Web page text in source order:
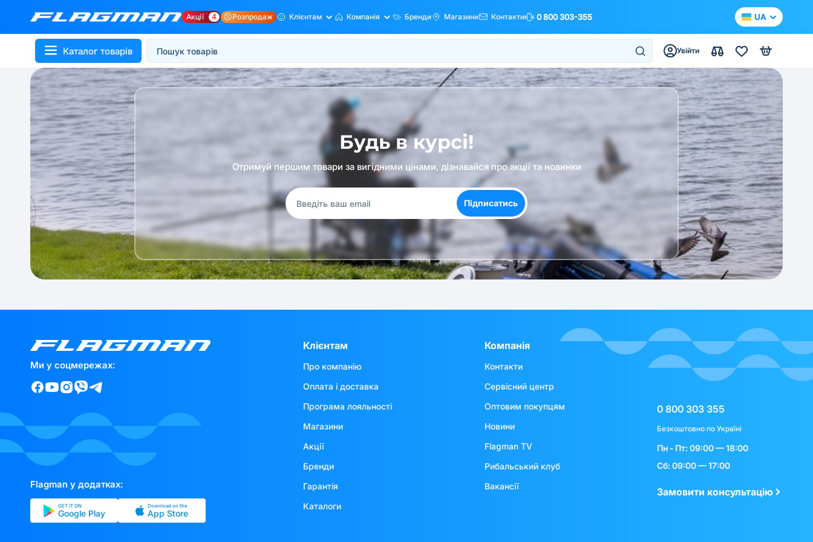
Акції 4 Розпродаж Клієнтам Компанія Бренди Магазини Контакти 0 800 303-355 UA
Каталог товарів Увійти
Будь в курсі!
Отримуй першим товари за вигідними цінами, дізнавайся про акції та новинки
Підписатись
Ми у соцмережах:
Flagman у додатках:
GET IT ON
Google Play
Download on the
App Store
Клієнтам
Про компанію
Оплата і доставка
Програма лояльності
Магазини
Акції
Бренди
Гарантія
Каталоги
Компанія
Контакти
Сервісний центр
Оптовим покупцям
Новини
Flagman TV
Рибальський клуб
Вакансії
0 800 303 355
Безкоштовно по Україні
Пн - Пт: 09:00 — 18:00
Сб: 09:00 — 17:00
Замовити консультацію